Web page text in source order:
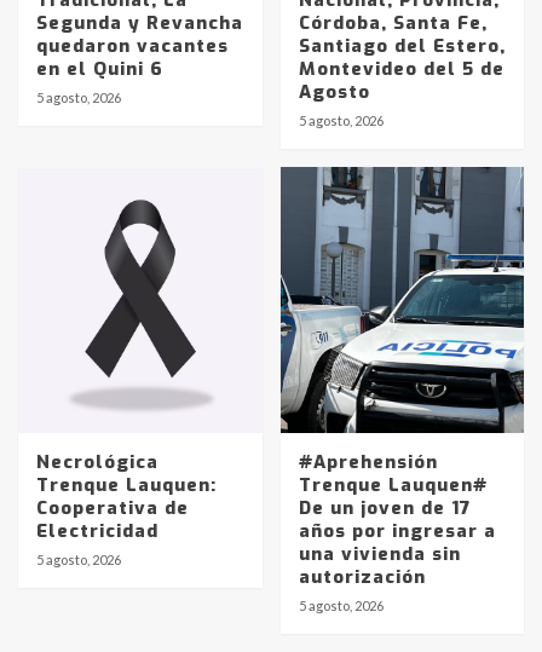
Segunda y Revancha
quedaron vacantes
en el Quini 6
5 agosto, 2026
Córdoba, Santa Fe,
Santiago del Estero,
Montevideo del 5 de
Agosto
5 agosto, 2026
Necrológica
Trenque Lauquen:
Cooperativa de
Electricidad
5 agosto, 2026
#Aprehensión
Trenque Lauquen#
De un joven de 17
años por ingresar a
una vivienda sin
autorización
5 agosto, 2026
Identidad de los adolescentes
pampeanos que fueron
en la mañana del lunes
Accidente en Ruta 5: falleció un
joven de Trenque Lauquen
Los precios de los combustibles en
La Pampa, desde YPF hasta Axion
entre 857 a 1338 pesos
La Bolsa de Cereales de Bahía
Blanca anticipa que Agosto vendrá
con lluvias y heladas, en gran parte